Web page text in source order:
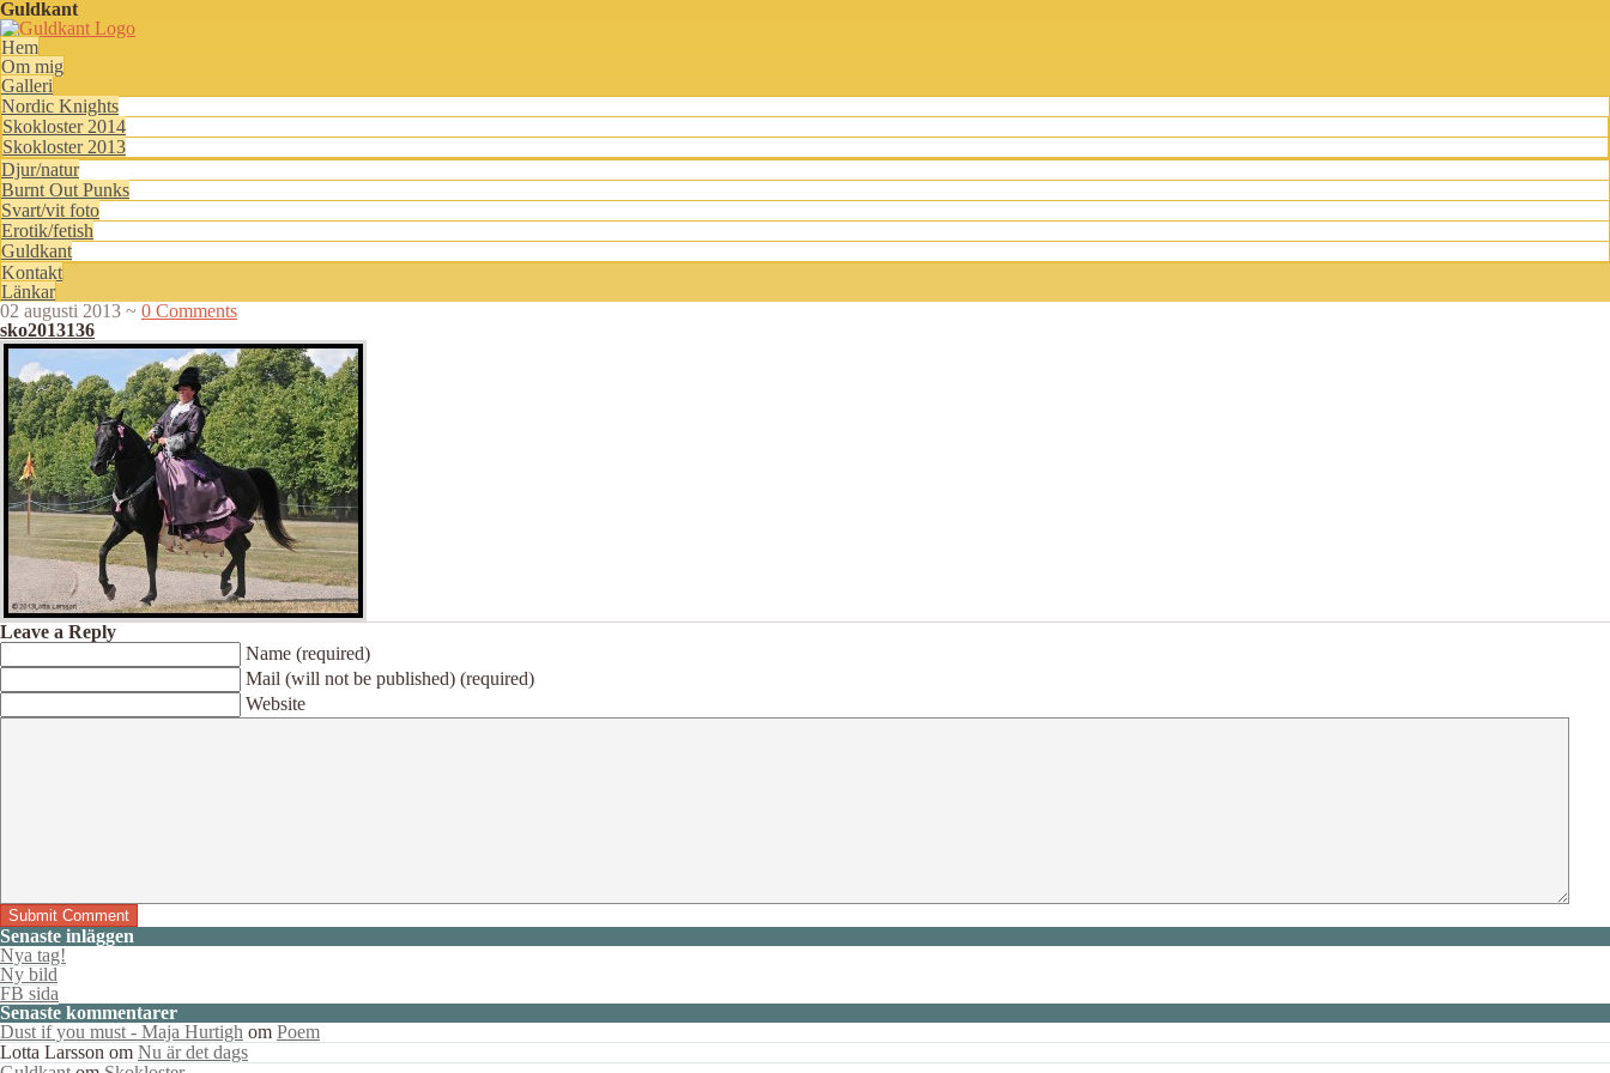
Guldkant
Hem
Om mig
Galleri
Nordic Knights
Skokloster 2014
Skokloster 2013
Djur/natur
Burnt Out Punks
Svart/vit foto
Erotik/fetish
Guldkant
Kontakt
Länkar
02 augusti 2013 ~ 0 Comments
sko2013136
Leave a Reply
Name (required)
Mail (will not be published) (required)
Website
Senaste inläggen
Nya tag!
Ny bild
FB sida
Senaste kommentarer
Dust if you must - Maja Hurtigh om Poem
Lotta Larsson om Nu är det dags